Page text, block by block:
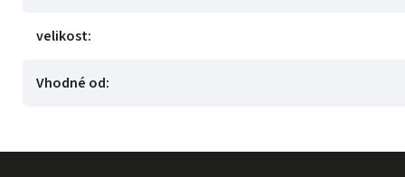
velikost:
Vhodné od: